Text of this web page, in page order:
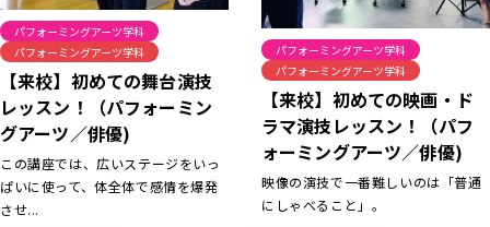
パフォーミングアーツ学科
パフォーミングアーツ学科
【来校】初めての舞台演技
レッスン！（パフォーミン
グアーツ／俳優)
この講座では、広いステージをいっ
ぱいに使って、体全体で感情を爆発
させ...
パフォーミングアーツ学科
パフォーミングアーツ学科
【来校】初めての映画・ド
ラマ演技レッスン！（パフ
ォーミングアーツ／俳優)
映像の演技で一番難しいのは「普通
にしゃべること」。